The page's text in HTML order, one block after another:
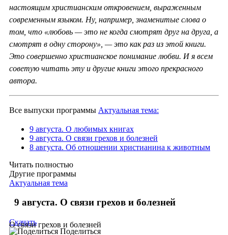
настоящим христианским откровением, выраженным
современным языком. Ну, например, знаменитые слова о
том, что «любовь — это не когда смотрят друг на друга, а
смотрят в одну сторону», — это как раз из этой книги.
Это совершенно христианское понимание любви. И я всем
советую читать эту и другие книги этого прекрасного
автора.
Все выпуски программы Актуальная тема:
9 августа. О любимых книгах
9 августа. О связи грехов и болезней
8 августа. Об отношении христианина к животным
Читать полностью
Другие программы
Актуальная тема
9 августа. О связи грехов и болезней
О связи грехов и болезней
Скачать
Поделиться